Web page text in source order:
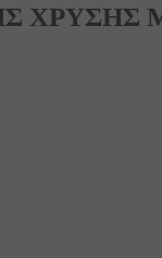
ΧΡΥΣΗΣ